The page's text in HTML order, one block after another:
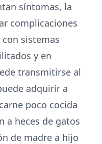
síntomas, la
complicaciones
sistemas
y en
transmitirse al
adquirir a
poco cocida
a heces de gatos
de madre a hijo